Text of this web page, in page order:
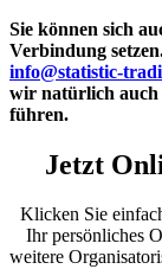
Sie können sich
Verbindung
info@statistic-
wir natürlich auch
führen.
Jetzt
Klicken Sie
Ihr persönliches
weitere